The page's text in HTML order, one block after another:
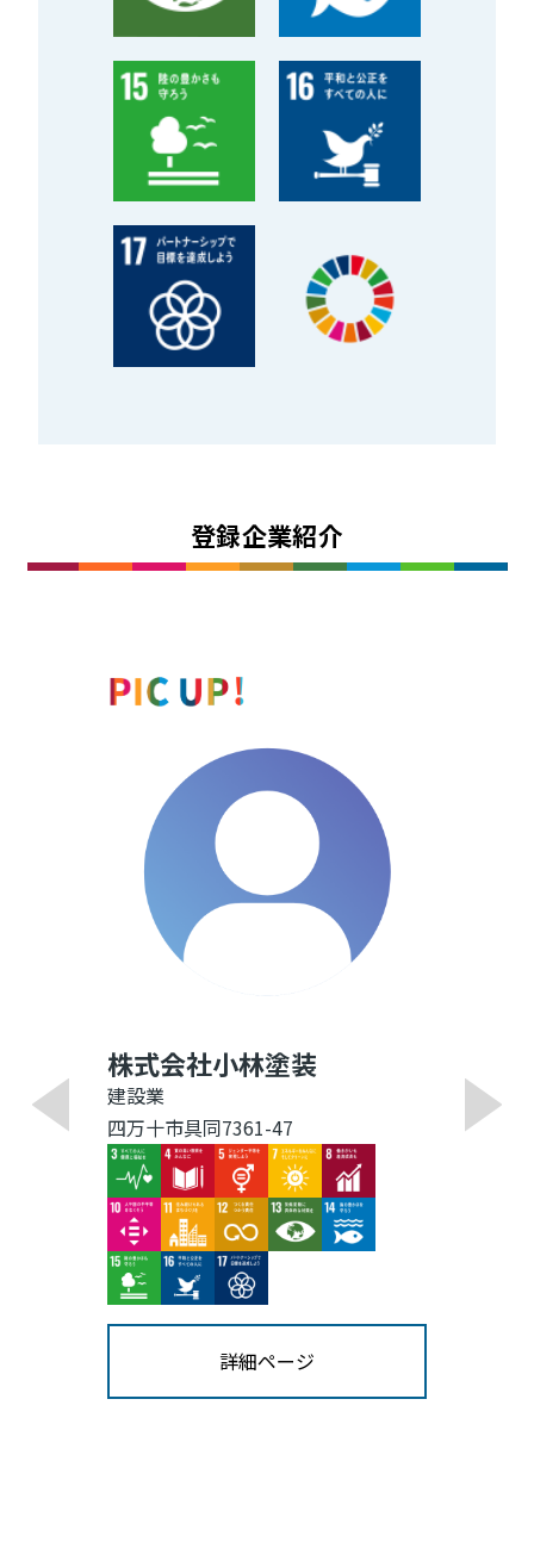
登録企業紹介
株式会社小林塗装
建設業
四万十市具同7361-47
ImageImageImageImageImage
ImageImageImageImageImage
ImageImageImage
詳細ページ